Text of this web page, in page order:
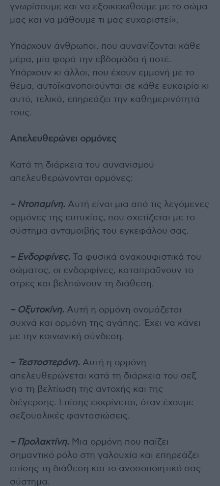
γνωρίσουμε και να εξοικειωθούμε με το σώμα
μας και να μάθουμε τι μας ευχαριστεί».
Υπάρχουν άνθρωποι, που αυνανίζονται κάθε
μέρα, μία φορά την εβδομάδα ή ποτέ.
Υπάρχουν κι άλλοι, που έχουν εμμονή με το
θέμα, αυτοϊκανοποιούνται σε κάθε ευκαιρία κι
αυτό, τελικά, επηρεάζει την καθημερινότητά
τους.
Απελευθερώνει ορμόνες
Κατά τη διάρκεια του αυνανισμού
απελευθερώνονται ορμόνες:
– Ντοπαμίνη. Αυτή είναι μια από τις λεγόμενες
ορμόνες της ευτυχίας, που σχετίζεται με το
σύστημα ανταμοιβής του εγκεφάλου σας.
– Ενδορφίνες. Τα φυσικά ανακουφιστικά του
σώματος, οι ενδορφίνες, καταπραΰνουν το
στρες και βελτιώνουν τη διάθεση.
– Οξυτοκίνη. Αυτή η ορμόνη ονομάζεται
συχνά και ορμόνη της αγάπης. Έχει να κάνει
με την κοινωνική σύνδεση.
– Τεστοστερόνη. Αυτή η ορμόνη
απελευθερώνεται κατά τη διάρκεια του σεξ
για τη βελτίωση της αντοχής και της
διέγερσης. Επίσης εκκρίνεται, όταν έχουμε
σεξουαλικές φαντασιώσεις.
– Προλακτίνη. Μια ορμόνη που παίζει
σημαντικό ρόλο στη γαλουχία και επηρεάζει
επίσης τη διάθεση και το ανοσοποιητικό σας
σύστημα.